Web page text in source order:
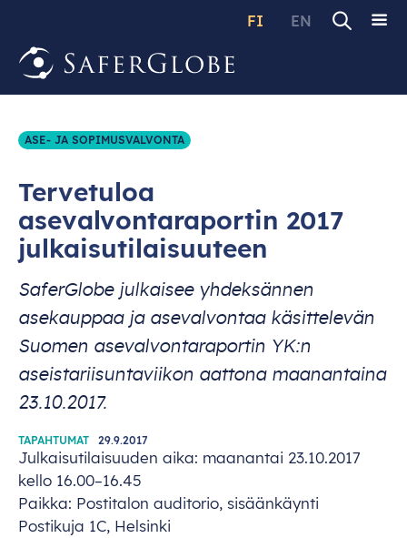
FI EN
ASE- JA SOPIMUSVALVONTA
Tervetuloa
asevalvontaraportin 2017
julkaisutilaisuuteen
SaferGlobe julkaisee yhdeksännen
asekauppaa ja asevalvontaa käsittelevän
Suomen asevalvontaraportin YK:n
aseistariisuntaviikon aattona maanantaina
23.10.2017.
TAPAHTUMAT 29.9.2017
Julkaisutilaisuuden aika: maanantai 23.10.2017
kello 16.00–16.45
Paikka: Postitalon auditorio, sisäänkäynti
Postikuja 1C, Helsinki